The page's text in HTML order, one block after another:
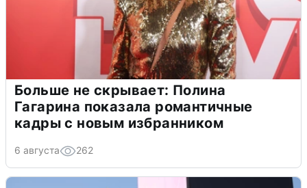
Больше не скрывает: Полина
Гагарина показала романтичные
кадры с новым избранником
6 августа 262